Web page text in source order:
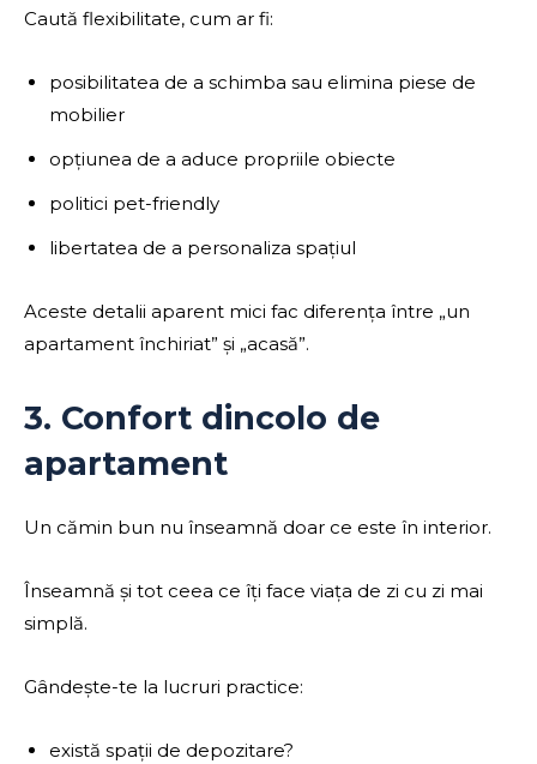
Caută flexibilitate, cum ar fi:
posibilitatea de a schimba sau elimina piese de
mobilier
opțiunea de a aduce propriile obiecte
politici pet-friendly
libertatea de a personaliza spațiul
Aceste detalii aparent mici fac diferența între „un
apartament închiriat” și „acasă”.
3. Confort dincolo de
apartament
Un cămin bun nu înseamnă doar ce este în interior.
Înseamnă și tot ceea ce îți face viața de zi cu zi mai
simplă.
Gândește-te la lucruri practice:
există spații de depozitare?